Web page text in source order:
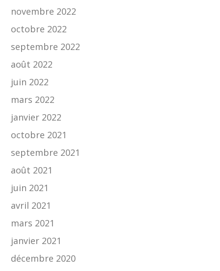
novembre 2022
octobre 2022
septembre 2022
août 2022
juin 2022
mars 2022
janvier 2022
octobre 2021
septembre 2021
août 2021
juin 2021
avril 2021
mars 2021
janvier 2021
décembre 2020